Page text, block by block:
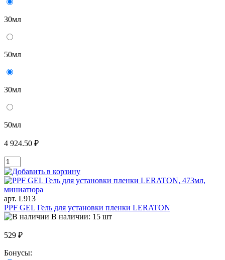
30мл
50мл
30мл
50мл
4 924.50 ₽
арт. L913
PPF GEL Гель для установки пленки LERATON
В наличии: 15 шт
529 ₽
Бонусы: